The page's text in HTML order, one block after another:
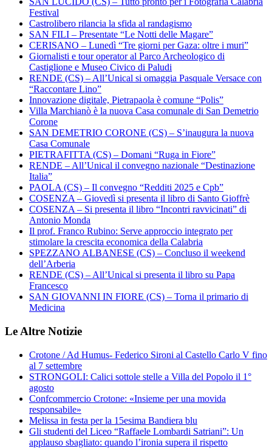
Festival
Castrolibero rilancia la sfida al randagismo
SAN FILI – Presentate “Le Notti delle Magare”
CERISANO – Lunedì “Tre giorni per Gaza: oltre i muri”
Giornalisti e tour operator al Parco Archeologico di
Castiglione e Museo Civico di Paludi
RENDE (CS) – All’Unical si omaggia Pasquale Versace con
“Raccontare Lino”
Innovazione digitale, Pietrapaola è comune “Polis”
Villa Marchianò è la nuova Casa comunale di San Demetrio
Corone
SAN DEMETRIO CORONE (CS) – S’inaugura la nuova
Casa Comunale
PIETRAFITTA (CS) – Domani “Ruga in Fiore”
RENDE – All’Unical il convegno nazionale “Destinazione
Italia”
PAOLA (CS) – Il convegno “Redditi 2025 e Cpb”
COSENZA – Giovedì si presenta il libro di Santo Gioffrè
COSENZA – Si presenta il libro “Incontri ravvicinati” di
Antonio Monda
Il prof. Franco Rubino: Serve approccio integrato per
stimolare la crescita economica della Calabria
SPEZZANO ALBANESE (CS) – Concluso il weekend
dell’Arberia
RENDE (CS) – All’Unical si presenta il libro su Papa
Francesco
SAN GIOVANNI IN FIORE (CS) – Torna il primario di
Medicina
Le Altre Notizie
Crotone / Ad Humus- Federico Sironi al Castello Carlo V fino
al 7 settembre
STRONGOLI: Calici sottole stelle a Villa del Popolo il 1°
agosto
Confcommercio Crotone: «Insieme per una movida
responsabile»
Melissa in festa per la 15esima Bandiera blu
Gli studenti del Liceo “Raffaele Lombardi Satriani”: Un
applauso sbagliato: quando l’ironia supera il rispetto